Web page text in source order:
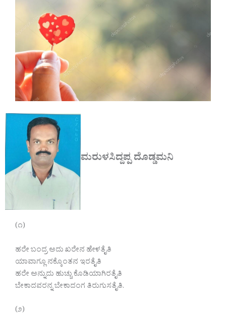
ಮರುಳಸಿದ್ದಪ್ಪ ದೊಡ್ಡಮನಿ
(೧)
ಹರೇ ಬಂದ್ರ ಅದು ಖರೇನ ಹೇಳತೈತಿ
ಯಾವಾಗ್ಲೂ ನಕ್ಕೊಂತನ ಇರತೈತಿ
ಹರೇ ಅನ್ನುದು ಹುಚ್ಚು ಕೊಡಿಯಾಗಿರತೈತಿ
ಬೇಕಾದವರನ್ನ ಬೇಕಾದಂಗ ತಿರುಗುಸತೈತಿ.
(೨)